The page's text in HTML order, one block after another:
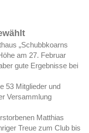
„Schubbkoarns
am 27. Februar
gute Ergebnisse bei
53 Mitglieder und
Versammlung
Matthias
Treue zum Club bis